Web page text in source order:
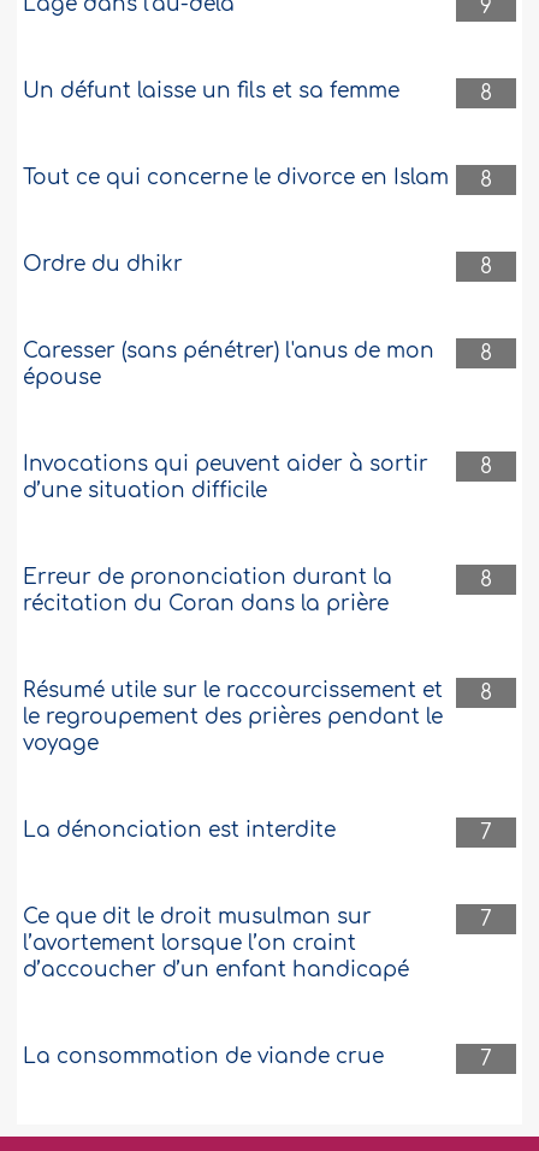
9
8
Un défunt laisse un fils et sa femme
8
Tout ce qui concerne le divorce en Islam
8
Ordre du dhikr
8
Caresser (sans pénétrer) l'anus de mon
épouse
8
Invocations qui peuvent aider à sortir
d’une situation difficile
8
Erreur de prononciation durant la
récitation du Coran dans la prière
8
Résumé utile sur le raccourcissement et
le regroupement des prières pendant le
voyage
7
La dénonciation est interdite
7
Ce que dit le droit musulman sur
l’avortement lorsque l’on craint
d’accoucher d’un enfant handicapé
7
La consommation de viande crue